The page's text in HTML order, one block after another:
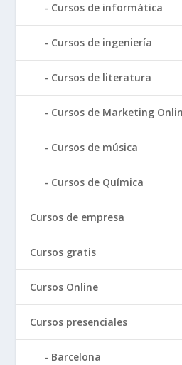
Cursos de informática
Cursos de ingeniería
Cursos de literatura
Cursos de Marketing
Cursos de música
Cursos de Química
Cursos de empresa
Cursos gratis
Cursos Online
Cursos presenciales
Barcelona